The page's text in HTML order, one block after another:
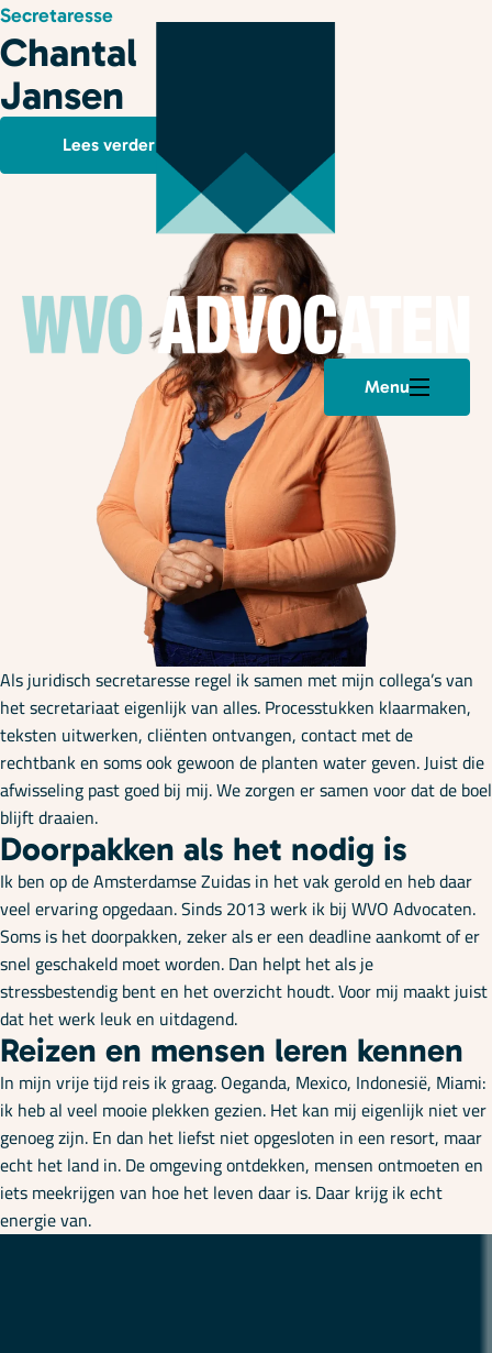
Menu
Onze specialisaties
Cursussen
Podcasts
Over ons
Plan een afspraak
Secretaresse
Chantal
Jansen
Lees verder
Als juridisch secretaresse regel ik samen met mijn collega’s van
het secretariaat eigenlijk van alles. Processtukken klaarmaken,
teksten uitwerken, cliënten ontvangen, contact met de
rechtbank en soms ook gewoon de planten water geven. Juist die
afwisseling past goed bij mij. We zorgen er samen voor dat de boel
blijft draaien.
Doorpakken als het nodig is
Ik ben op de Amsterdamse Zuidas in het vak gerold en heb daar
veel ervaring opgedaan. Sinds 2013 werk ik bij WVO Advocaten.
Soms is het doorpakken, zeker als er een deadline aankomt of er
snel geschakeld moet worden. Dan helpt het als je
stressbestendig bent en het overzicht houdt. Voor mij maakt juist
dat het werk leuk en uitdagend.
Reizen en mensen leren kennen
In mijn vrije tijd reis ik graag. Oeganda, Mexico, Indonesië, Miami:
ik heb al veel mooie plekken gezien. Het kan mij eigenlijk niet ver
genoeg zijn. En dan het liefst niet opgesloten in een resort, maar
echt het land in. De omgeving ontdekken, mensen ontmoeten en
iets meekrijgen van hoe het leven daar is. Daar krijg ik echt
energie van.